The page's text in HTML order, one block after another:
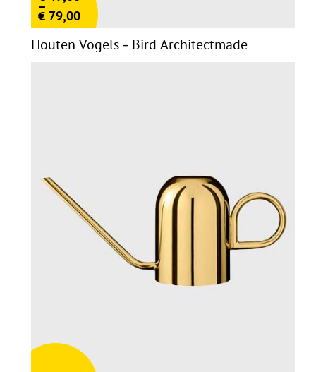
–
€ 79,00
Houten Vogels – Bird Architectmade